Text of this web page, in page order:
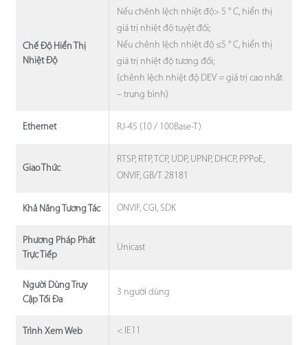
Chế Độ Hiển Thị
Nhiệt Độ
Nếu chênh lệch nhiệt độ> 5 ° C, hiển thị
giá trị nhiệt độ tuyệt đối;
Nếu chênh lệch nhiệt độ ≤5 ° C, hiển thị
giá trị nhiệt độ tương đối;
(chênh lệch nhiệt độ DEV = giá trị cao nhất
– trung bình)
Ethernet RJ-45 (10 / 100Base-T)
Giao Thức
RTSP, RTP, TCP, UDP, UPNP, DHCP, PPPoE,
ONVIF, GB/T 28181
Khả Năng Tương Tác ONVIF, CGI, SDK
Phương Pháp Phát
Trực Tiếp
Unicast
Người Dùng Truy
Cập Tối Đa
3 người dùng
Trình Xem Web < IE11